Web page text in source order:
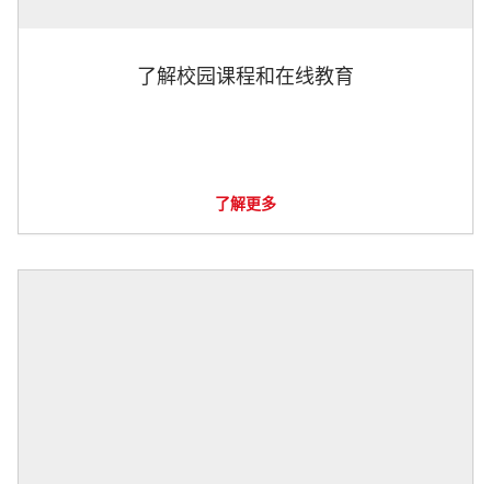
了解校园课程和在线教育
了解更多